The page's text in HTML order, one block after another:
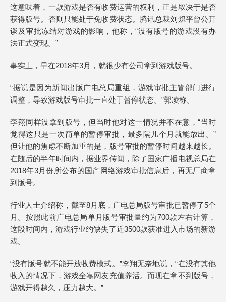
这意味着，一款游戏是否有收费运营的权利，正是取决于是否
获得版号。否则只能处于免收费状态。腾讯总裁刘炽平曾公开
谈及审批冻结对游戏的影响，他称，“没有版号的游戏没有办
法正式变现。”
事实上，早在2018年3月，就很少有公司拿到游戏版号。
“据说是因为新闻出版广电总局重组，游戏审批主管部门进行
调整，导致游戏版号审批一直处于暂停状态。”郭凌称。
李翔同样没拿到版号，但当时他对这一情况并不在意，“当时
觉得这只是一次简单的暂停审批，最多隔几个月就能放出。”
但让他的焦虑不断加重的是，版号审批的暂停时间越来越长。
在随后的半年时间内，据业界传闻，除了国家广播电视总局在
2018年3月份所公布的国产网络游戏审批信息后，再无厂商拿
到版号。
行业人士介绍称，截至8月底，广电总局版号审批已暂停了5个
月。按照此前广电总局单月版号审批量约为700款左右计算，
这段时间内，游戏行业约缺失了近3500款获准进入市场的新游
戏。
“没有版号就不能开放收费模式。”李翔无奈地说，“在没有其他
收入的情况下，游戏全靠网友充值养活。而现在拿不到版号，
游戏开得越久，压力越大。”